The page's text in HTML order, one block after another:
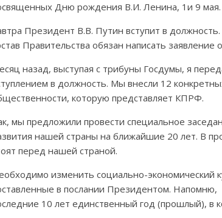
Дню рождения В.И. Ленина, 1и 9 мая.
Президент В.В. Путин вступит в
Правительства обязан написать заявление
назад, выступая с трибуны Госдумы, я
в должность. Мы внесли 12
которую представляет КПРФ.
мы предложили провести специальное
нашей страны на ближайшие 20 лет. В
перед нашей страной.
изменить социально-экономический
в послании Президентом.
10 лет единственный год (прошлый),